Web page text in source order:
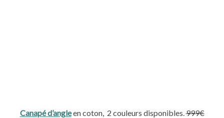
Canapé d’angleen coton, 2 couleurs disponibles.999€